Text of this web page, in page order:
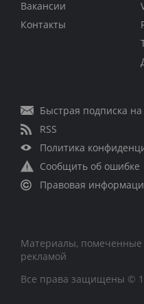
Вакансии
Контакты
Быстрая подписка на
RSS
Политика
Сообщить об ошибке
Правовая
Материалы, помеченные
рекламой
Все права защищены ©